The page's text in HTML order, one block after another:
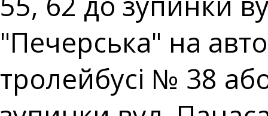
"Печерська" на
тролейбусі № 38